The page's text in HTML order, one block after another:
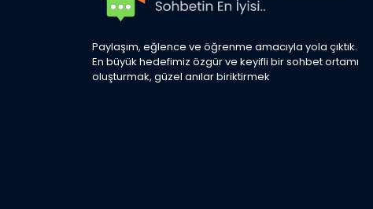
Paylaşım, eğlence ve öğrenme amacıyla yola çıktık.
En büyük hedefimiz özgür ve keyifli bir sohbet ortamı
oluşturmak, güzel anılar biriktirmek